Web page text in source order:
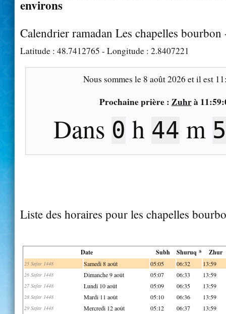
environs
Calendrier ramadan Les chapelles
Latitude : 48.7412765 - Longitude : 2.8407221
Nous sommes le 8 août 2026 et il est
Prochaine prière : Zuhrà
Dans 0 h 44 m
Liste des horaires pour les chapelles
Date Subh Shuruq * Zhur
25 Safar 1448 Samedi 8 août 05:05 06:32 13:59
26 Safar 1448 Dimanche 9 août 05:07 06:33 13:59
27 Safar 1448 Lundi 10 août 05:09 06:35 13:59
28 Safar 1448 Mardi 11 août 05:10 06:36 13:59
29 Safar 1448 Mercredi 12 août 05:12 06:37 13:59